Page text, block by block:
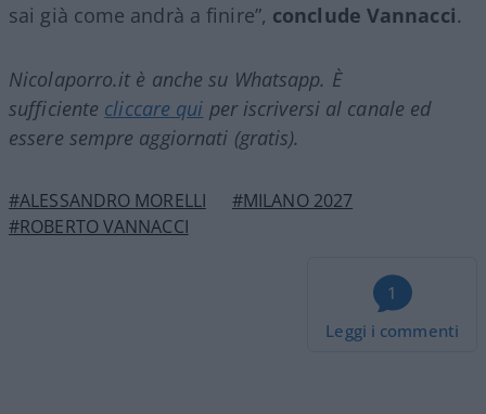
sai già come andrà a finire”, conclude Vannacci.
Nicolaporro.it è anche su Whatsapp. È
sufficiente cliccare qui per iscriversi al canale ed
essere sempre aggiornati (gratis).
#ALESSANDRO MORELLI
#MILANO 2027
#ROBERTO VANNACCI
1
Leggi i commenti